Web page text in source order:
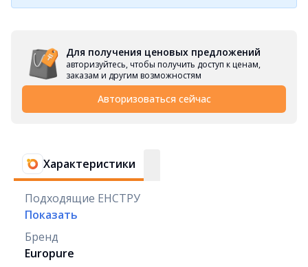
Для получения ценовых предложений
авторизуйтесь, чтобы получить доступ к ценам,
заказам и другим возможностям
Авторизоваться сейчас
Характеристики
Подходящие ЕНСТРУ
Показать
Бренд
Europure